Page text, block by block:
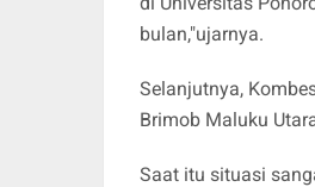
bulan,"ujarnya.
Selanjutnya,
Brimob Maluku
Saat itu situasi